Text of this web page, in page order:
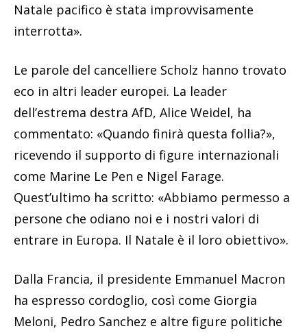
Natale pacifico è stata improvvisamente
interrotta».
Le parole del cancelliere Scholz hanno trovato
eco in altri leader europei. La leader
dell’estrema destra AfD, Alice Weidel, ha
commentato: «Quando finirà questa follia?»,
ricevendo il supporto di figure internazionali
come Marine Le Pen e Nigel Farage.
Quest’ultimo ha scritto: «Abbiamo permesso a
persone che odiano noi e i nostri valori di
entrare in Europa. Il Natale è il loro obiettivo».
Dalla Francia, il presidente Emmanuel Macron
ha espresso cordoglio, così come Giorgia
Meloni, Pedro Sanchez e altre figure politiche